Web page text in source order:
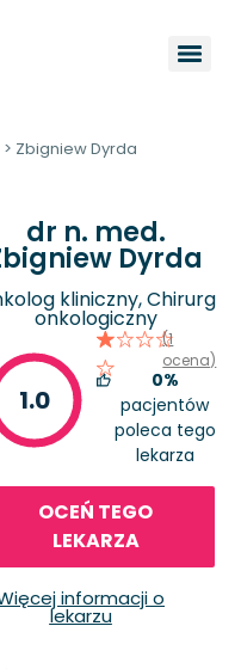
> Zbigniew Dyrda
dr n. med.
Dyrda
kliniczny, Chirurg
onkologiczny
1.0
(1
ocena)
0%
pacjentów
poleca tego
lekarza
OCEŃ TEGO
LEKARZA
informacji o
lekarzu